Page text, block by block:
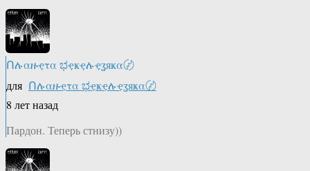
Ոሉαዙҿτα ಭҿҝҿሉҿʓяҝα〄
для Ոሉαዙҿτα ಭҿҝҿሉҿʓяҝα〄
8 лет назад
Пардон. Теперь стнизу))